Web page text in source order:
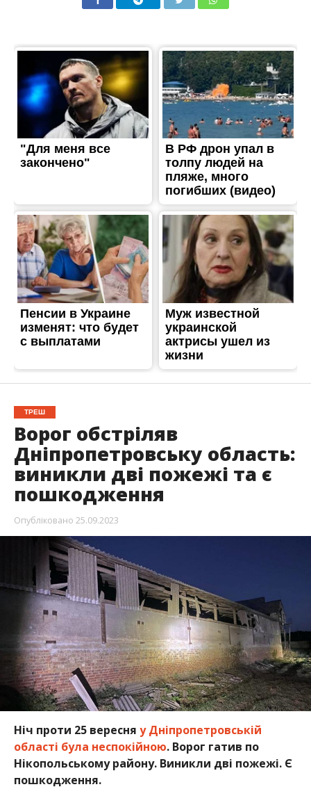
ТРЕШ
Ворог обстріляв
Дніпропетровську область:
виникли дві пожежі та є
пошкодження
Опубліковано 25.09.2023
Ніч проти 25 вересня у Дніпропетровській
області була неспокійною. Ворог гатив по
Нікопольському району. Виникли дві пожежі. Є
пошкодження.